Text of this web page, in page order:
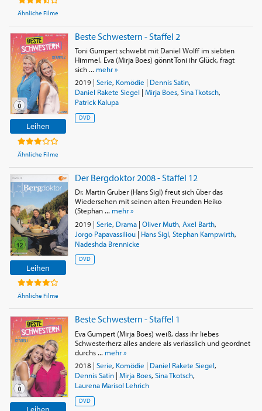
Ähnliche Filme
Leihen
Ähnliche Filme
Beste Schwestern - Staffel 2
Toni Gumpert schwebt mit Daniel Wolff im siebten
Himmel. Eva (Mirja Boes) gönnt Toni ihr Glück, fragt
sich ... mehr »
2019| Serie, Komödie | Dennis Satin,
Daniel Rakete Siegel| Mirja Boes, Sina Tkotsch,
Patrick Kalupa
DVD
Leihen
Ähnliche Filme
Der Bergdoktor 2008 - Staffel 12
Dr. Martin Gruber (Hans Sigl) freut sich über das
Wiedersehen mit seinen alten Freunden Heiko
(Stephan ... mehr »
2019| Serie, Drama| Oliver Muth, Axel Barth,
Jorgo Papavassiliou| Hans Sigl, Stephan Kampwirth,
Nadeshda Brennicke
DVD
Beste Schwestern - Staffel 1
Eva Gumpert (Mirja Boes) weiß, dass ihr liebes
Schwesterherz alles andere als verlässlich und geordnet
durchs ... mehr »
2018| Serie, Komödie | Daniel Rakete Siegel,
Dennis Satin| Mirja Boes, Sina Tkotsch,
Laurena Marisol Lehrich
DVD